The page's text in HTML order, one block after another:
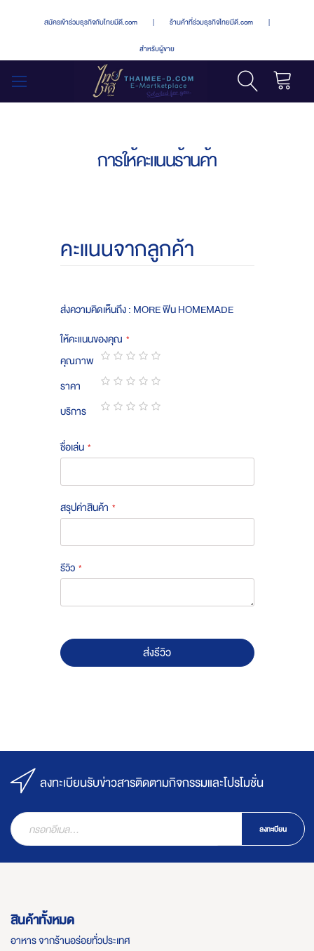
สมัครเข้าร่วมธุรกิจกับไทยมีดี.com | ร้านค้าที่ร่วมธุรกิจไทยมีดี.com |
สำหรับผู้ขาย
การให้คะแนนร้านค้า
คะแนนจากลูกค้า
ส่งความคิดเห็นถึง : MORE ฟิน HOMEMADE
ให้คะแนนของคุณ
คุณภาพ
1
star
2
stars
3
stars
4
stars
5
stars
ราคา
1
star
2
stars
3
stars
4
stars
5
stars
บริการ
ชื่อเล่น
สรุปค่าสินค้า
รีวิว
ส่งรีวิว
ลงทะเบียนรับข่าวสารติดตามกิจกรรมและโปรโมชั่น
ลงทะเบียน
สินค้าทั้งหมด
อาหาร จากร้านอร่อยทั่วประเทศ